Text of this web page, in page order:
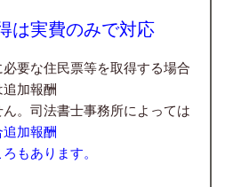
は実費のみで対応
住民票等を取得する場合
加報酬
法書士事務所によっては
加報酬
あります。